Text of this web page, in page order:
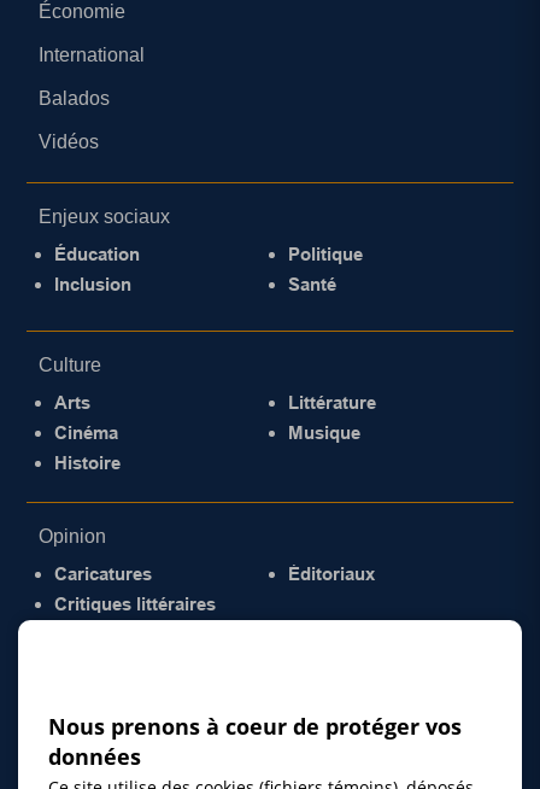
Économie
International
Balados
Vidéos
Enjeux sociaux
Éducation
Inclusion
Politique
Santé
Culture
Arts
Cinéma
Histoire
Littérature
Musique
Opinion
Caricatures
Critiques littéraires
Éditoriaux
Nous prenons à coeur de protéger vos
données